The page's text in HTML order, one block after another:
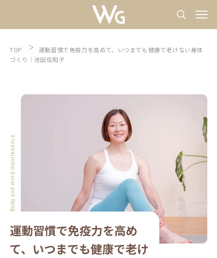
TOP
運動習慣で免疫力を高めて、いつまでも健康で老けない身体
づくり｜池田佐和子
Body and mind maintenance
運動習慣で免疫力を高め
て、いつまでも健康で老け